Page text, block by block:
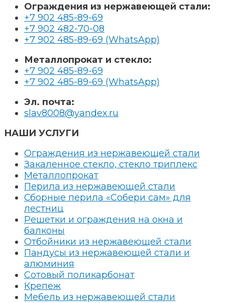
Ограждения из нержавеющей стали:
+7 902 485-89-69
+7 902 482-70-08
+7 902 485-89-69 (WhatsApp)
Металлопрокат и стекло:
+7 902 485-89-69
+7 902 485-89-69 (WhatsApp)
Эл. почта:
slav8008@yandex.ru
НАШИ УСЛУГИ
Ограждения из нержавеющей стали
Закаленное стекло, стекло триплекс
Металлопрокат
Перила из нержавеющей стали
Сборные перила «Собери сам» для
лестниц
Решетки и ограждения на окна и
балконы
Отбойники из нержавеющей стали
Пандусы из нержавеющей стали и
алюминия
Сотовый поликарбонат
Крепеж
Мебель из нержавеющей стали